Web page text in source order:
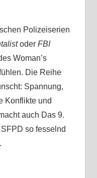
Polizeiserien
oder FBI
Woman’s
Die Reihe
Spannung,
Konflikte und
auch Das 9.
so fesselnd